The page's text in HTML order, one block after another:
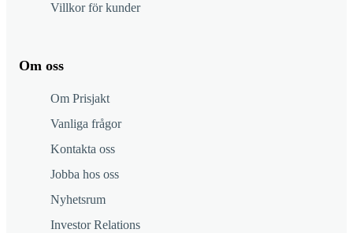
Villkor för kunder
Om oss
Om Prisjakt
Vanliga frågor
Kontakta oss
Jobba hos oss
Nyhetsrum
Investor Relations